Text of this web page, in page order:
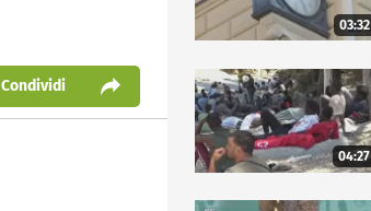
Condividi
03:32
04:27